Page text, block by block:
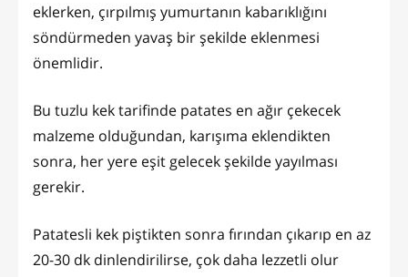
eklerken, çırpılmış yumurtanın kabarıklığını
söndürmeden yavaş bir şekilde eklenmesi
önemlidir.
Bu tuzlu kek tarifinde patates en ağır çekecek
malzeme olduğundan, karışıma eklendikten
sonra, her yere eşit gelecek şekilde yayılması
gerekir.
Patatesli kek piştikten sonra fırından çıkarıp en az
20-30 dk dinlendirilirse, çok daha lezzetli olur